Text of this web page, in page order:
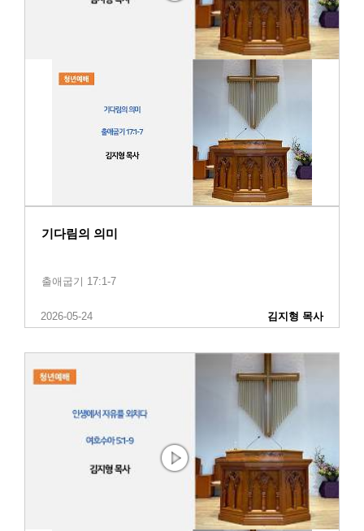
기다림의 의미
출애굽기 17:1-7
2026-05-24 김지형 목사